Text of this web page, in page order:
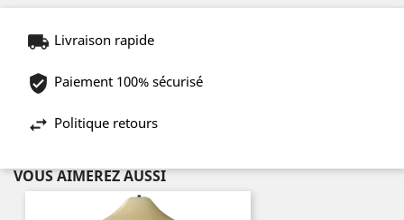
Livraison rapide
Paiement 100% sécurisé
Politique retours
VOUS AIMEREZ AUSSI